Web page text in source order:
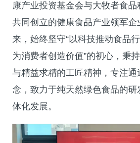
康产业投资基金会与大牧者食品
共同创立的健康食品产业领军企
来，始终坚守“以科技推动食品
为消费者创造价值”的初心，秉
与精益求精的工匠精神，专注通
念，致力于纯天然绿色食品的研
体化发展。